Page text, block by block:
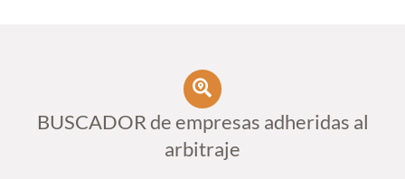
BUSCADOR de empresas adheridas al
arbitraje